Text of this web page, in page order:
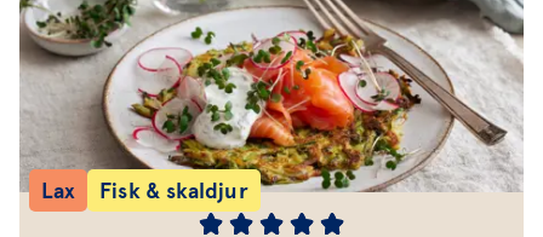
Lax Fisk & skaldjur